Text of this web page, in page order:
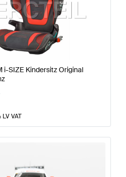
AMG A-Klasse W176
i-SIZE Kindersitz Original
VAT